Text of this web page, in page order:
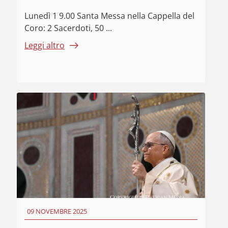
Lunedì 1 9.00 Santa Messa nella Cappella del
Coro: 2 Sacerdoti, 50 ...
Leggi altro
09 NOVEMBRE 2025